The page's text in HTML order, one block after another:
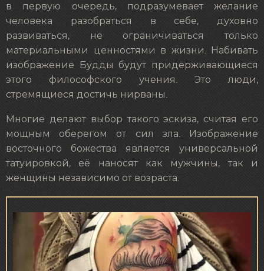
в первую очередь, подразумевает желание
человека разобраться в себе, духовно
развиваться, не ограничиваться только
материальными ценностями в жизни. Набивать
изображение Будды будут придерживающиеся
этого философского учения. Это люди,
стремящиеся достичь нирваны.
Многие делают выбор такого эскиза, считая его
мощным оберегом от сил зла. Изображение
восточного божества является универсальной
татуировкой, её наносят как мужчины, так и
женщины независимо от возраста.